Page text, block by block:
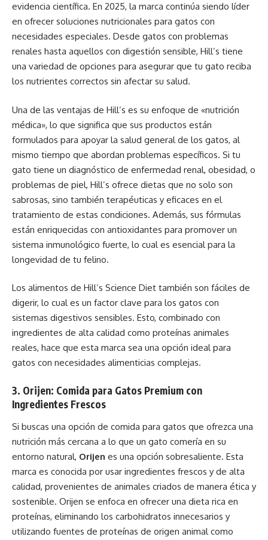
evidencia científica. En 2025, la marca continúa siendo líder
en ofrecer soluciones nutricionales para gatos con
necesidades especiales. Desde gatos con problemas
renales hasta aquellos con digestión sensible, Hill’s tiene
una variedad de opciones para asegurar que tu gato reciba
los nutrientes correctos sin afectar su salud.
Una de las ventajas de Hill’s es su enfoque de «nutrición
médica», lo que significa que sus productos están
formulados para apoyar la salud general de los gatos, al
mismo tiempo que abordan problemas específicos. Si tu
gato tiene un diagnóstico de enfermedad renal, obesidad, o
problemas de piel, Hill’s ofrece dietas que no solo son
sabrosas, sino también terapéuticas y eficaces en el
tratamiento de estas condiciones. Además, sus fórmulas
están enriquecidas con antioxidantes para promover un
sistema inmunológico fuerte, lo cual es esencial para la
longevidad de tu felino.
Los alimentos de Hill’s Science Diet también son fáciles de
digerir, lo cual es un factor clave para los gatos con
sistemas digestivos sensibles. Esto, combinado con
ingredientes de alta calidad como proteínas animales
reales, hace que esta marca sea una opción ideal para
gatos con necesidades alimenticias complejas.
3. Orijen: Comida para Gatos Premium con
Ingredientes Frescos
Si buscas una opción de comida para gatos que ofrezca una
nutrición más cercana a lo que un gato comería en su
entorno natural, Orijen es una opción sobresaliente. Esta
marca es conocida por usar ingredientes frescos y de alta
calidad, provenientes de animales criados de manera ética y
sostenible. Orijen se enfoca en ofrecer una dieta rica en
proteínas, eliminando los carbohidratos innecesarios y
utilizando fuentes de proteínas de origen animal como